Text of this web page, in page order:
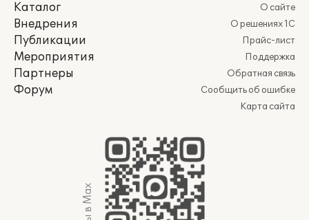
Каталог
Внедрения
Публикации
Мероприятия
Партнеры
Форум
О сайте
О решениях 1С
Прайс-лист
Поддержка
Обратная связь
Сообщить об ошибке
Карта сайта
Мы в Max